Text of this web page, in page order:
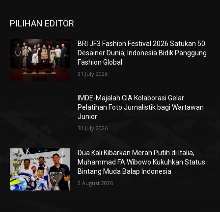
PILIHAN EDITOR
BRI JF3 Fashion Festival 2026 Satukan 50
Desainer Dunia, Indonesia Bidik Panggung
Fashion Global
31 July 2026
IMDE-Majalah CIA Kolaborasi Gelar
Pelatihan Foto Jurnalistik bagi Wartawan
Junior
30 July 2026
Dua Kali Kibarkan Merah Putih di Italia,
Muhammad FA Wibowo Kukuhkan Status
Bintang Muda Balap Indonesia
2 August 2026